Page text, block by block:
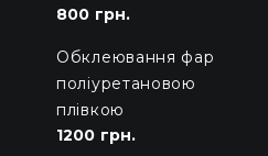
800 грн.
Обклеювання фар
поліуретановою
плівкою
1200 грн.